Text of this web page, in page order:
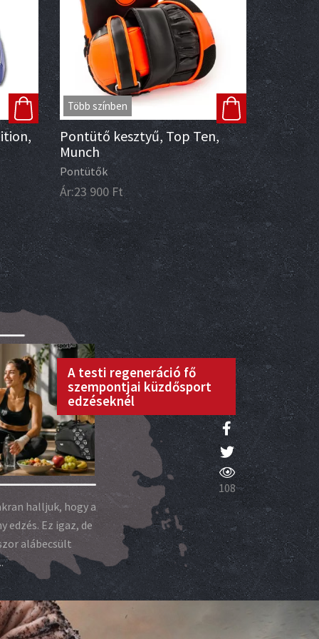
Több színben
Pontütő kesztyű, Top Ten,
Munch
Pontütők
Ár:23 900Ft
halljuk, hogy a
edzés. Ez igaz, de
alábecsült
A testi regeneráció fő
szempontjai küzdősport
edzéseknél
108